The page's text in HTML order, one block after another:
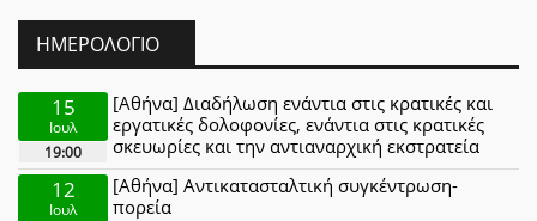
ΗΜΕΡΟΛΌΓΙΟ
15
Ιουλ
19:00
[Αθήνα] Διαδήλωση ενάντια στις κρατικές και
εργατικές δολοφονίες, ενάντια στις κρατικές
σκευωρίες και την αντιαναρχική εκστρατεία
12
Ιουλ
[Αθήνα] Αντικατασταλτική συγκέντρωση-
πορεία